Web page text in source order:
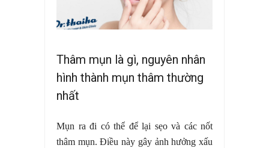
Thâm mụn là gì, nguyên nhân
hình thành mụn thâm thường
nhất
Mụn ra đi có thể để lại sẹo và các nốt
thâm mụn. Điều này gây ảnh hưởng xấu